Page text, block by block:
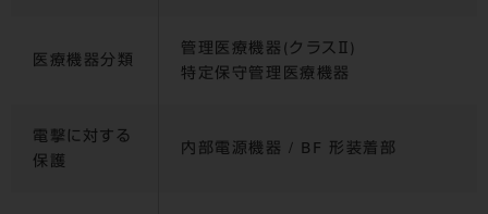
医療機器分類
管理医療機器(クラスⅡ)
特定保守管理医療機器
電撃に対する
保護
内部電源機器 / BF 形装着部